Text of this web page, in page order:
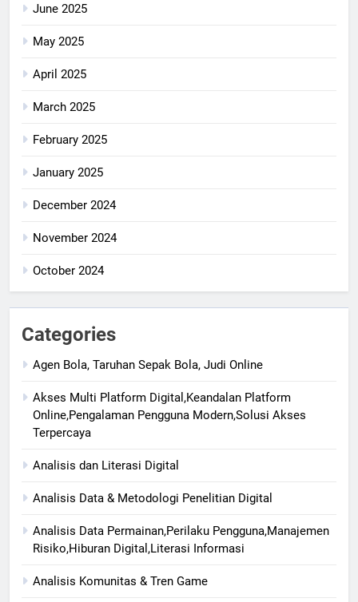
June 2025
May 2025
April 2025
March 2025
February 2025
January 2025
December 2024
November 2024
October 2024
Categories
Agen Bola, Taruhan Sepak Bola, Judi Online
Akses Multi Platform Digital,Keandalan Platform
Online,Pengalaman Pengguna Modern,Solusi Akses
Terpercaya
Analisis dan Literasi Digital
Analisis Data & Metodologi Penelitian Digital
Analisis Data Permainan,Perilaku Pengguna,Manajemen
Risiko,Hiburan Digital,Literasi Informasi
Analisis Komunitas & Tren Game